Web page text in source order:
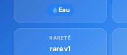
Eau
RARETÉ
rare v1